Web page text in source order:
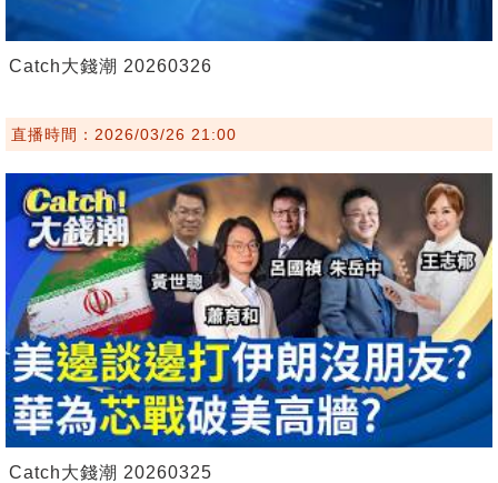
Catch大錢潮 20260326
直播時間：2026/03/26 21:00
Catch大錢潮 20260325